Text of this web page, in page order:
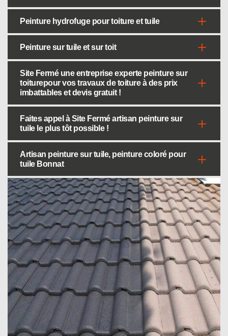
Peinture hydrofuge pour toiture et tuile
Peinture sur tuile et sur toit
Site Fermé une entreprise experte peinture sur
toiturepour vos travaux de toiture à des prix
imbattables et devis gratuit !
Faites appel à Site Fermé artisan peinture sur
tuile le plus tôt possible !
Artisan peinture sur tuile, peinture coloré pour
tuile Bonnat